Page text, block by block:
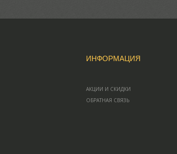
ИНФОРМАЦИЯ
АКЦИИ И СКИДКИ
ОБРАТНАЯ СВЯЗЬ